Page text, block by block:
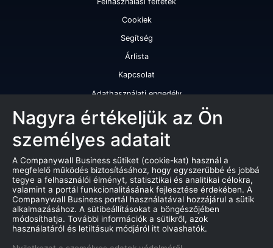
Cookiek
Segítség
Árlista
Kapcsolat
Adathasználati engedély
Szolgáltatásaink
Cégminősítés
Cégminősítési riport
Kiváló cégminősítési tanúsítvány
Termékek
Companywall Business - Adattovábbítási szerződés
Nagyra értékeljük az Ön
személyes adatait
A Companywall Business sütiket (cookie-kat) használ a
megfelelő működés biztosításához, hogy egyszerűbbé és jobbá
tegye a felhasználói élményt, statisztikai és analitikai célokra,
valamint a portál funkcionalitásának fejlesztése érdekében. A
Companywall Business portál használatával hozzájárul a sütik
alkalmazásához. A sütibeállításokat a böngészőjében
módosíthatja. További információk a sütikről, azok
használatáról és letiltásuk módjáról itt olvashatók.